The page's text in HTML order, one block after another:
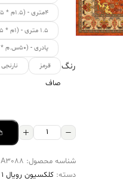
۴متری - (۱.۵م * ۲.۲۵م)
۱.۵ متری - (۱م * ۱.۵م)
پادری - (۵۰س.م * ۸۰س.م)
رنگ قرمز نارنجی
صاف
فرش
۱۲۰۰
شناسه محصول: A3088
دسته: کلکسیون رویال 1